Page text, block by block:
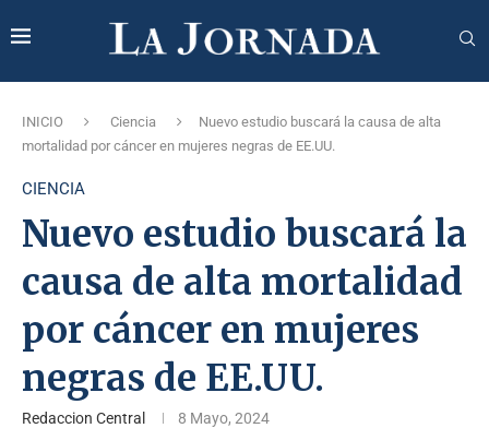
INICIO Ciencia
Nuevo estudio buscará la causa de alta
mortalidad por cáncer en mujeres negras de EE.UU.
CIENCIA
Nuevo estudio buscará la
causa de alta mortalidad
por cáncer en mujeres
negras de EE.UU.
Redaccion Central 8 Mayo, 2024